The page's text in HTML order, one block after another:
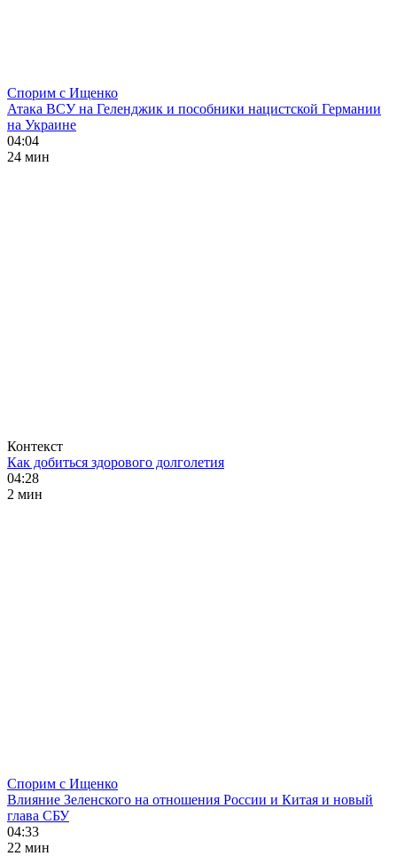
Спорим с Ищенко
Атака ВСУ на Геленджик и пособники нацистской Германии
на Украине
04:04
24 мин
Контекст
Как добиться здорового долголетия
04:28
2 мин
Спорим с Ищенко
Влияние Зеленского на отношения России и Китая и новый
глава СБУ
04:33
22 мин